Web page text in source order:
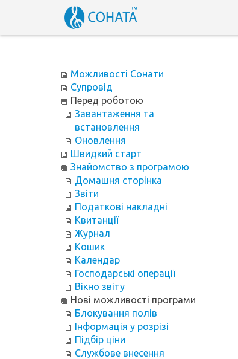
Можливості Сонати
Супровід
Перед роботою
Завантаження та
встановлення
Оновлення
Швидкий старт
Знайомство з програмою
Домашня сторінка
Звіти
Податкові накладні
Квитанції
Журнал
Кошик
Календар
Господарські операції
Вікно звіту
Нові можливості програми
Блокування полів
Інформація у розрізі
Підбір ціни
Службове внесення